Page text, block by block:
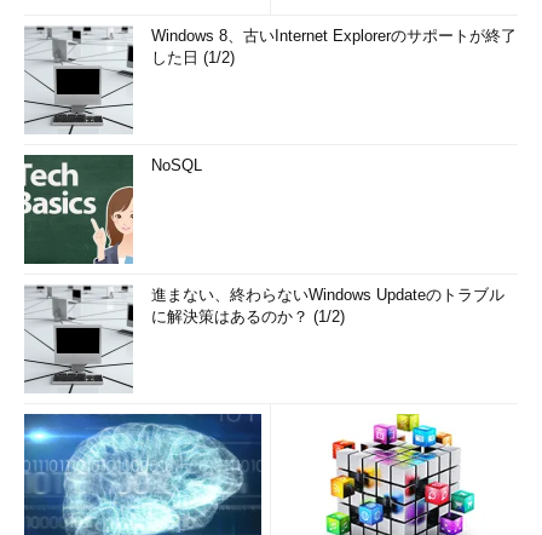
Windows 8、古いInternet Explorerのサポートが終了
した日 (1/2)
NoSQL
進まない、終わらないWindows Updateのトラブル
に解決策はあるのか？ (1/2)